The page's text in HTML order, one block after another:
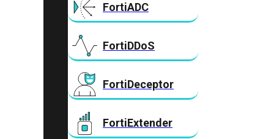
FortiADC
FortiDDoS
FortiDeceptor
FortiExtender